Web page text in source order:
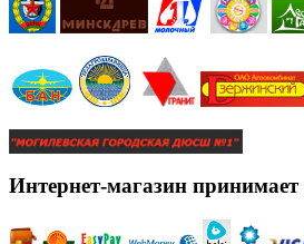
Интернет-магазин принимает